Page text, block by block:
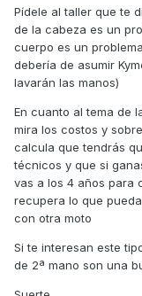
Pídele al taller que te
de la cabeza es un
cuerpo es un
debería de asumir
lavarán las manos)
En cuanto al tema de
mira los costos y
calcula que tendrás
técnicos y que si
vas a los 4 años para
recupera lo que
con otra moto
Si te interesan este
de 2ª mano son una